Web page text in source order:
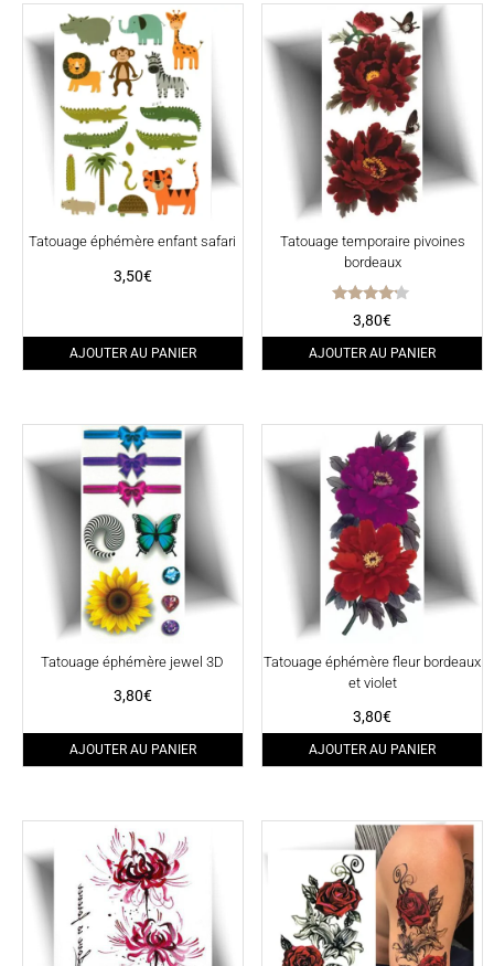
Tatouage éphémère enfant safari
3,50€
AJOUTER AU PANIER
Tatouage temporaire pivoines
bordeaux
Note
4.00
3,80€
AJOUTER AU PANIER
Tatouage éphémère jewel 3D
3,80€
AJOUTER AU PANIER
Tatouage éphémère fleur bordeaux
et violet
3,80€
AJOUTER AU PANIER